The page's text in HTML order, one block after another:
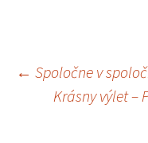
← Spoločne v
Krásny výlet –